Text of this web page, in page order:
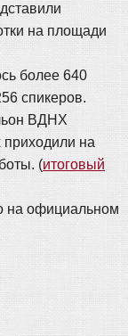
на площади
более 640
спикеров.
ВДНХ
приходили на
(итоговый
на официальном